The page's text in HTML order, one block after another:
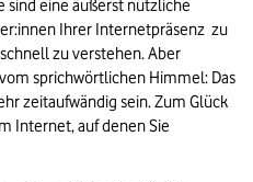
sind eine äußerst nützliche
Ihrer Internetpräsenz  zu
zu verstehen. Aber
sprichwörtlichen Himmel: Das
zeitaufwändig sein. Zum Glück
Internet, auf denen Sie